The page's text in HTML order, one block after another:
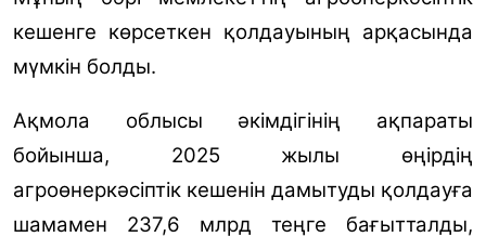
кешенге көрсеткен қолдауының арқасында
мүмкін болды.
Ақмола облысы әкімдігінің ақпараты
бойынша, 2025 жылы өңірдің
агроөнеркәсіптік кешенін дамытуды қолдауға
шамамен 237,6 млрд теңге бағытталды,